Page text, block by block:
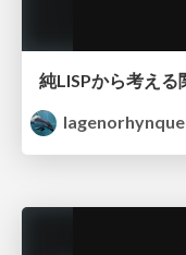
lagenorhynque